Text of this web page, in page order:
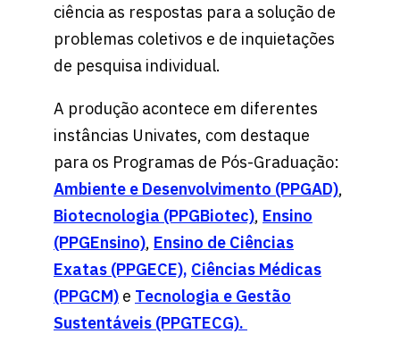
ciência as respostas para a solução de
problemas coletivos e de inquietações
de pesquisa individual.
A produção acontece em diferentes
instâncias Univates, com destaque
para os Programas de Pós-Graduação:
Ambiente e Desenvolvimento (PPGAD),
Biotecnologia (PPGBiotec), Ensino
(PPGEnsino), Ensino de Ciências
Exatas (PPGECE), Ciências Médicas
(PPGCM) e Tecnologia e Gestão
Sustentáveis (PPGTECG).